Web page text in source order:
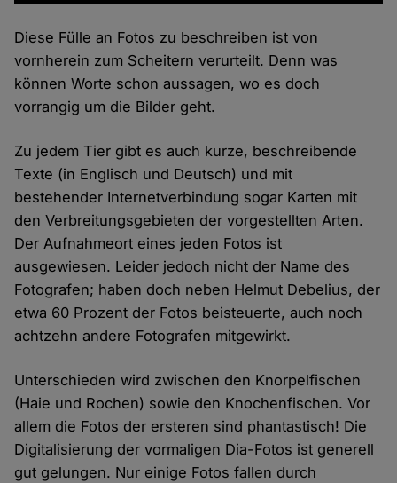
Diese Fülle an Fotos zu beschreiben ist von
vornherein zum Scheitern verurteilt. Denn was
können Worte schon aussagen, wo es doch
vorrangig um die Bilder geht.
Zu jedem Tier gibt es auch kurze, beschreibende
Texte (in Englisch und Deutsch) und mit
bestehender Internetverbindung sogar Karten mit
den Verbreitungsgebieten der vorgestellten Arten.
Der Aufnahmeort eines jeden Fotos ist
ausgewiesen. Leider jedoch nicht der Name des
Fotografen; haben doch neben Helmut Debelius, der
etwa 60 Prozent der Fotos beisteuerte, auch noch
achtzehn andere Fotografen mitgewirkt.
Unterschieden wird zwischen den Knorpelfischen
(Haie und Rochen) sowie den Knochenfischen. Vor
allem die Fotos der ersteren sind phantastisch! Die
Digitalisierung der vormaligen Dia-Fotos ist generell
gut gelungen. Nur einige Fotos fallen durch